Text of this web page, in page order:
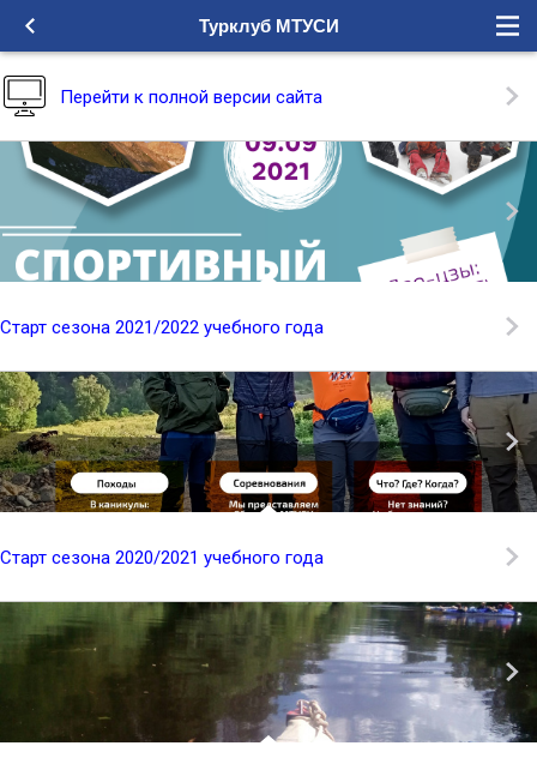
Турклуб МТУСИ
Перейти к полной версии сайта
Старт сезона 2021/2022 учебного года
Старт сезона 2020/2021 учебного года